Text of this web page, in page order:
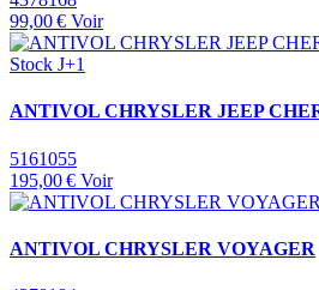
99,00 € Voir
Stock J+1
ANTIVOL CHRYSLER JEEP
5161055
195,00 € Voir
ANTIVOL CHRYSLER VOYAGER